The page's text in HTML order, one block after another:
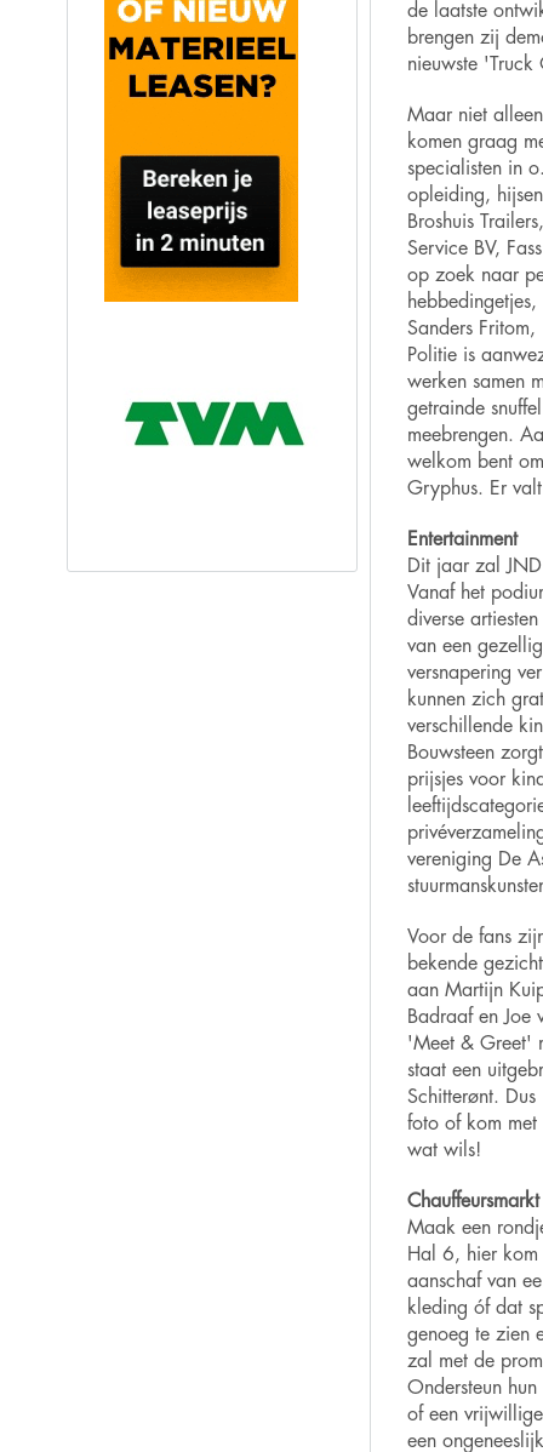
de laatste
brengen zij
nieuwste 'Truck
Maar niet
komen graag
specialisten in
opleiding,
Broshuis
Service BV,
op zoek naar
Sanders
Politie is
werken samen
getrainde
meebrengen.
welkom bent
Gryphus. Er
Entertainment
Dit jaar zal
Vanaf het
diverse
van een
versnapering
kunnen zich
verschillende
Bouwsteen
prijsjes voor
vereniging De
Voor de fans
bekende
aan Martijn
Badraaf en Joe
'Meet & Greet'
staat een
Schitterønt.
foto of kom met
wat wils!
Chauffeursmarkt
Maak een
Hal 6, hier
aanschaf van
kleding óf dat
genoeg te zien
zal met de
Ondersteun
of een
een